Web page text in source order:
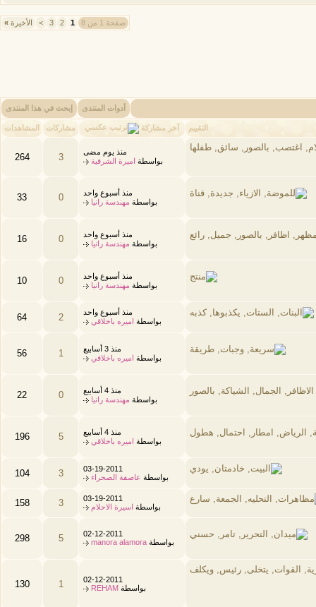
صفحة 1 من 8 1
2
3
> الأخيرة »
أدوات المنتدى إبحث في هذا المنتدى
التقييم آخر مشاركة مشاركات المشاهدات
منذ يوم مضى
بواسطة اميرة الشرقية 3
264
منذ أسبوع واحد
بواسطة مهندسة رانيا 0
33
منذ أسبوع واحد
بواسطة مهندسة رانيا 0
16
منذ أسبوع واحد
بواسطة مهندسة رانيا 0
10
منذ أسبوع واحد
بواسطة اميره باخلاقي 2
64
منذ 3 أسابيع
بواسطة اميره باخلاقي 1
56
منذ 4 أسابيع
بواسطة مهندسة رانيا 0
22
منذ 4 أسابيع
بواسطة اميره باخلاقي 5
196
03-19-2011
بواسطة عاصفة الصحراء 3
104
03-19-2011
بواسطة اسيرة الاحلام 3
158
02-12-2011
بواسطة manora alamora
5
298
02-12-2011
بواسطة REHAM
1
130